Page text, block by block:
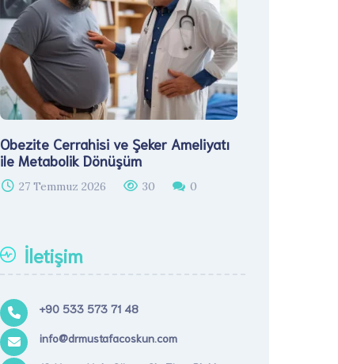
Obezite Cerrahisi ve Şeker Ameliyatı
ile Metabolik Dönüşüm
27 Temmuz 2026 30 0
İletişim
+90 533 573 71 48
info@drmustafacoskun.com